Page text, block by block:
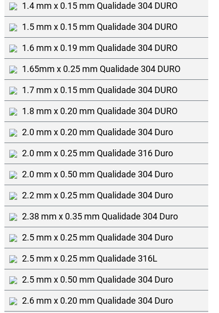
1.4 mm x 0.15 mm Qualidade 304 DURO
1.5 mm x 0.15 mm Qualidade 304 DURO
1.6 mm x 0.19 mm Qualidade 304 DURO
1.65mm x 0.25 mm Qualidade 304 DURO
1.7 mm x 0.15 mm Qualidade 304 DURO
1.8 mm x 0.20 mm Qualidade 304 DURO
2.0 mm x 0.20 mm Qualidade 304 Duro
2.0 mm x 0.25 mm Qualidade 316 Duro
2.0 mm x 0.50 mm Qualidade 304 Duro
2.2 mm x 0.25 mm Qualidade 304 Duro
2.38 mm x 0.35 mm Qualidade 304 Duro
2.5 mm x 0.25 mm Qualidade 304 Duro
2.5 mm x 0.25 mm Qualidade 316L
2.5 mm x 0.50 mm Qualidade 304 Duro
2.6 mm x 0.20 mm Qualidade 304 Duro